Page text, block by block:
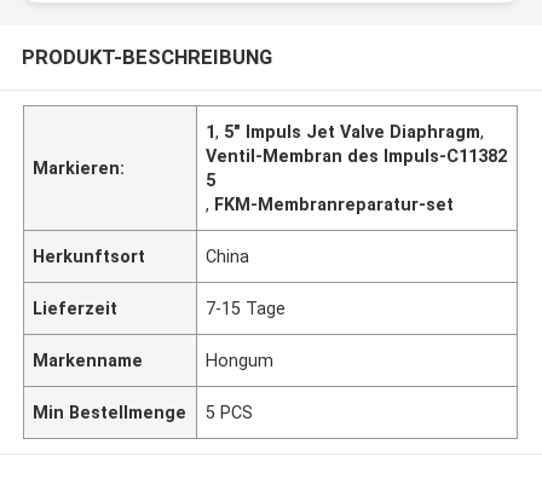
PRODUKT-BESCHREIBUNG
Markieren:
1, 5" Impuls Jet Valve Diaphragm,
Ventil-Membran des Impuls-C11382
5
, FKM-Membranreparatur-set
Herkunftsort China
Lieferzeit 7-15 Tage
Markenname Hongum
Min Bestellmenge 5 PCS